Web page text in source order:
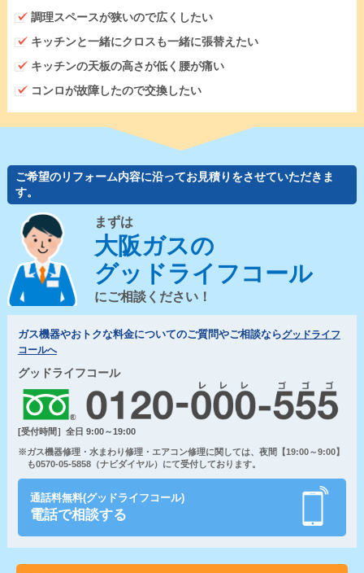
調理スペースが狭いので広くしたい
キッチンと一緒にクロスも一緒に張替えたい
キッチンの天板の高さが低く腰が痛い
コンロが故障したので交換したい
ご希望のリフォーム内容に沿ってお見積りをさせていただきま
す。
まずは
大阪ガスの
グッドライフコール
にご相談ください！
ガス機器やおトクな料金についてのご質問やご相談ならグッドライフ
コールへ
グッドライフコール
[受付時間］全日 9:00～19:00
※ガス機器修理・水まわり修理・エアコン修理に関しては、夜間【19:00～9:00】
も0570-05-5858（ナビダイヤル）にて受付しております。
通話料無料(グッドライフコール)
電話で相談する